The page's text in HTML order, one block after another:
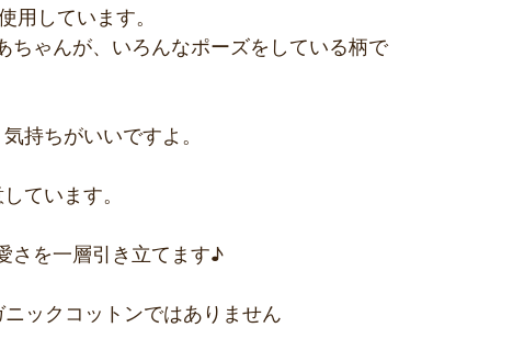
しています。
ゃんが、いろんなポーズをしている柄で
持ちがいいですよ。
ています。
さを一層引き立てます♪
ックコットンではありません